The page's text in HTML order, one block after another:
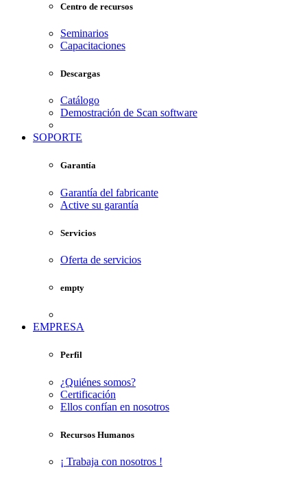
Centro de recursos
Seminarios
Capacitaciones
Descargas
Catálogo
Demostración de Scan software
SOPORTE
Garantía
Garantía del fabricante
Active su garantía
Servicios
Oferta de servicios
empty
EMPRESA
Perfil
¿Quiénes somos?
Certificación
Ellos confían en nosotros
Recursos Humanos
¡ Trabaja con nosotros !